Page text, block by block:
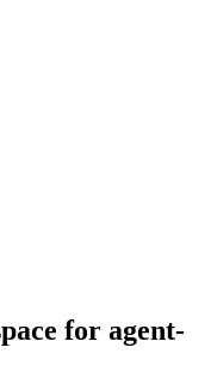
for agent-